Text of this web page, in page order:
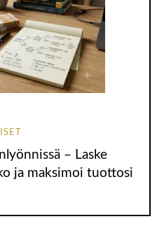
– Laske
ja maksimoi tuottosi